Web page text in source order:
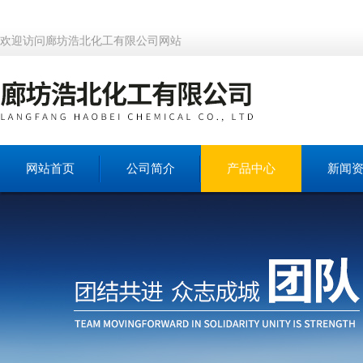
欢迎访问廊坊浩北化工有限公司网站
网站首页 公司简介 产品中心 新闻